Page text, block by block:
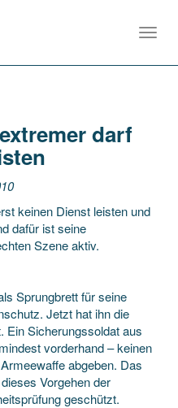
darf
keinen Dienst leisten und
dafür ist seine
Szene aktiv.
Sprungbrett für seine
Jetzt hat ihn die
Ein Sicherungssoldat aus
vorderhand – keinen
abgeben. Das
Vorgehen der
geschützt.